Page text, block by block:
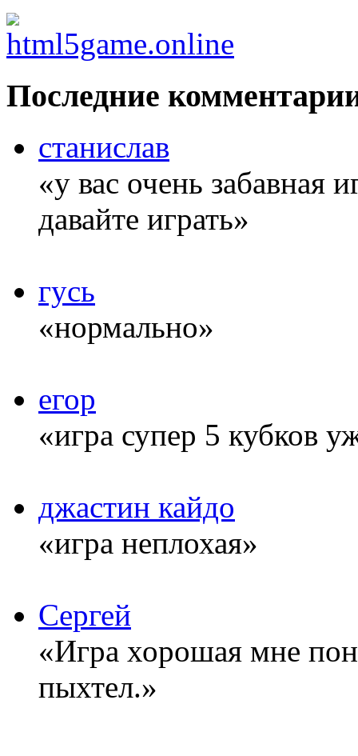
Последние
станислав
«у вас очень забавная
давайте играть»
гусь
«нормально»
егор
«игра супер 5 кубков
джастин кайдо
«игра неплохая»
Сергей
«Игра хорошая мне
пыхтел.»